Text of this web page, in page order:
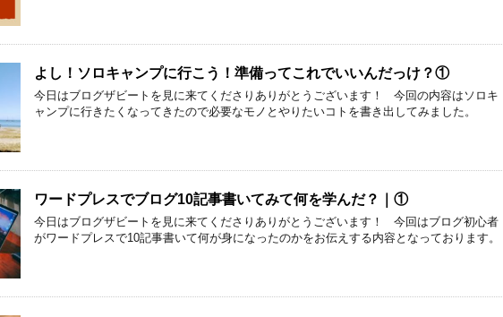
よし！ソロキャンプに行こう！準備ってこれでいいんだっけ？①
今日はブログザビートを見に来てくださりありがとうございます！ 今回の内容はソロキ
ャンプに行きたくなってきたので必要なモノとやりたいコトを書き出してみました。
ワードプレスでブログ10記事書いてみて何を学んだ？｜①
今日はブログザビートを見に来てくださりありがとうございます！ 今回はブログ初心者
がワードプレスで10記事書いて何が身になったのかをお伝えする内容となっております。